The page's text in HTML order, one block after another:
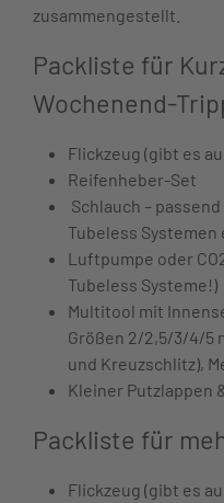
zusammengestellt.
Packliste für
Wochenend-
Flickzeug (gibt es
Reifenheber-Set
Schlauch –
Tubeless
Luftpumpe oder
Tubeless Systeme!)
Multitool mit
Größen 2/2,5/3/4/5
und Kreuzschlitz),
Kleiner Putzlappen
Packliste für
Flickzeug (gibt es